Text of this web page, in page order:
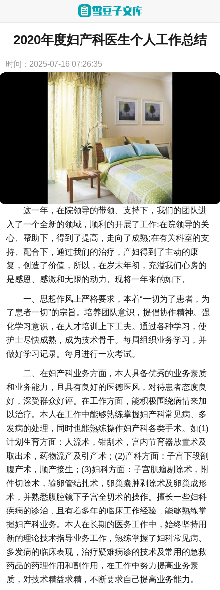
当前位置： 首页 > 工作总结
2020年度妇产科医生个人工作总结
时间：2025-07-16 07:26:35
这一年，在院领导的带领、支持下，我们的团队进
入了一个全新的领域，顺利的开展了工作;在院领导的关
心、帮助下，得到了提高，走向了成熟;在有关科室的支
持、配合下，通过我们的治疗，产妇得到了主动的康
复，创造了价值，所以，在岁末年初，充溢我们心房的
是感恩、感激和无限的动力。现将一年来的如下。
一、思想作风上严格要求，本着“一切为了患者，为
了患者一切”的宗旨。培养团队意识，提倡协作精神。强
化学习意识，在人才培训上下工夫。通过各种学习，使
护士尽快成熟，成为技术骨干。每周组织业务学习，并
做好学习记录。每月进行一次考试。
二、在妇产科业务方面，本人具备优秀的业务素质
和业务能力，且具有良好的医德医风，对待患者态度良
好，深受群众好评。在工作方面，能积极围绕病情来加
以治疗。本人在工作中能够熟练掌握妇产科常见病、多
发病的处理，同时也能熟练操作妇产科各类手术。如(1)
计划生育方面：人流术，钳刮术，宫内节育器放置术及
取出术，药物流产及引产术；(2)产科方面：子宫下段剖
腹产术，顺产接生；(3)妇科方面：子宫肌瘤剔除术，附
件切除术，输卵管结扎术，卵巢囊肿剥除术及卵巢成形
术，并熟悉腹腔镜下子宫全切术的操作。擅长一些妇科
疾病的诊治，且有着多年的临床工作经验，能够熟练掌
握妇产科业务。本人在长期的医务工作中，始终坚持用
新的理论技术指导业务工作，熟练掌握了妇科常见病、
多发病的临床表现，治疗疑难病诊的技术及常用的急救
药品的药理作用和副作用，在工作中努力提高业务素
质，对技术精益求精，不断要求自己提高业务能力。